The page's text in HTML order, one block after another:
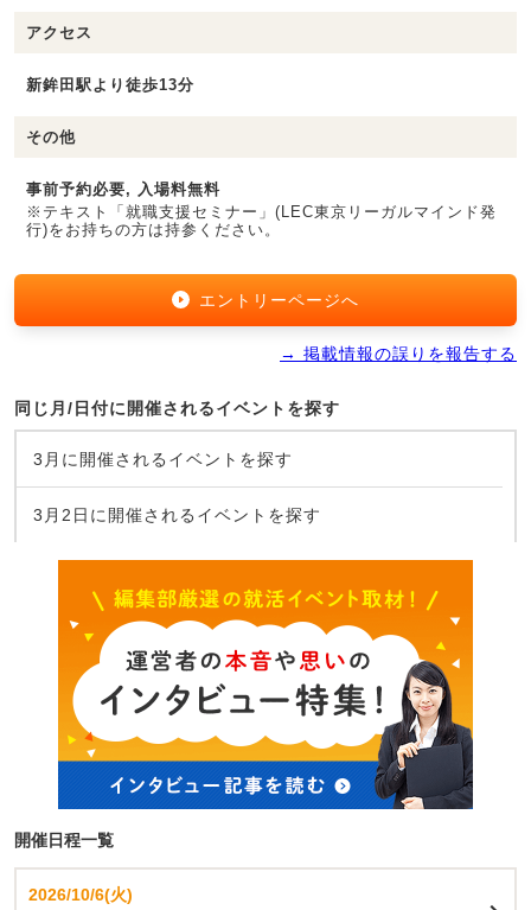
アクセス
新鉾田駅より徒歩13分
その他
事前予約必要, 入場料無料
※テキスト「就職支援セミナー」(LEC東京リーガルマインド発
行)をお持ちの方は持参ください。
エントリーページへ
→ 掲載情報の誤りを報告する
同じ月/日付に開催されるイベントを探す
3月に開催されるイベントを探す
3月2日に開催されるイベントを探す
開催日程一覧
2026/10/6(火)